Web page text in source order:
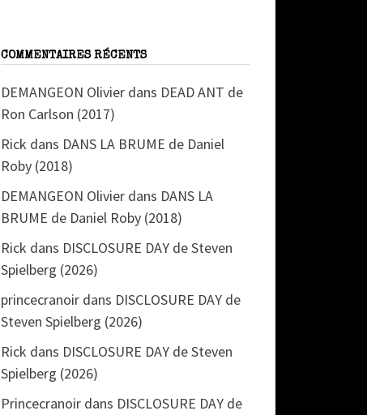
COMMENTAIRES RÉCENTS
DEMANGEON Olivier dans DEAD ANT de
Ron Carlson (2017)
Rick dans DANS LA BRUME de Daniel
Roby (2018)
DEMANGEON Olivier dans DANS LA
BRUME de Daniel Roby (2018)
Rick dans DISCLOSURE DAY de Steven
Spielberg (2026)
princecranoir dans DISCLOSURE DAY de
Steven Spielberg (2026)
Rick dans DISCLOSURE DAY de Steven
Spielberg (2026)
Princecranoir dans DISCLOSURE DAY de